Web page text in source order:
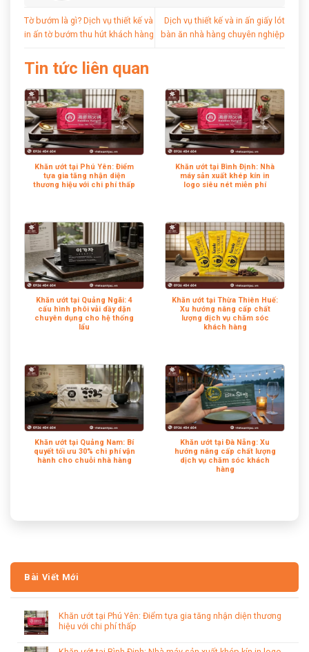
Tờ bướm là gì? Dịch vụ thiết kế và
in ấn tờ bướm thu hút khách hàng
Dịch vụ thiết kế và in ấn giấy lót
bàn ăn nhà hàng chuyên nghiệp
Tin tức liên quan
Khăn ướt tại Phú Yên: Điểm
tựa gia tăng nhận diện
thương hiệu với chi phí thấp
Khăn ướt tại Bình Định: Nhà
máy sản xuất khép kín in
logo siêu nét miễn phí
Khăn ướt tại Quảng Ngãi: 4
cấu hình phôi vải dầy dặn
chuyên dụng cho hệ thống
lẩu
Khăn ướt tại Thừa Thiên Huế:
Xu hướng nâng cấp chất
lượng dịch vụ chăm sóc
khách hàng
Khăn ướt tại Quảng Nam: Bí
quyết tối ưu 30% chi phí vận
hành cho chuỗi nhà hàng
Khăn ướt tại Đà Nẵng: Xu
hướng nâng cấp chất lượng
dịch vụ chăm sóc khách
hàng
Bài Viết Mới
Khăn ướt tại Phú Yên: Điểm tựa gia tăng nhận diện thương
hiệu với chi phí thấp